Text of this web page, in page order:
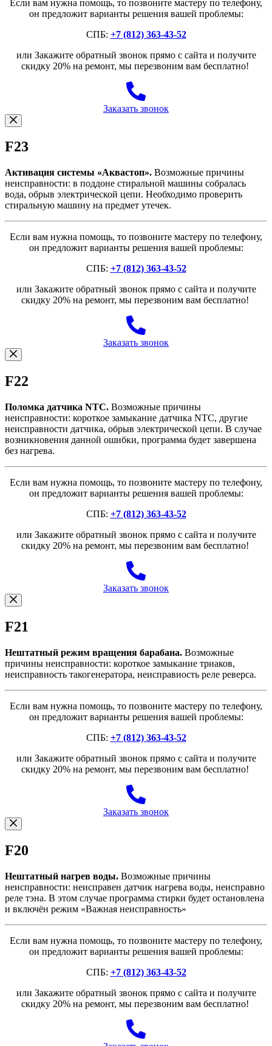
Если вам нужна помощь, то позвоните мастеру по телефону,
он предложит варианты решения вашей проблемы:
СПБ: +7 (812) 363-43-52
или Закажите обратный звонок прямо с сайта и получите
скидку 20% на ремонт, мы перезвоним вам бесплатно!
Заказать звонок
F23
Активация системы «Аквастоп». Возможные причины
неисправности: в поддоне стиральной машины собралась
вода, обрыв электрической цепи. Необходимо проверить
стиральную машину на предмет утечек.
Если вам нужна помощь, то позвоните мастеру по телефону,
он предложит варианты решения вашей проблемы:
СПБ: +7 (812) 363-43-52
или Закажите обратный звонок прямо с сайта и получите
скидку 20% на ремонт, мы перезвоним вам бесплатно!
Заказать звонок
F22
Поломка датчика NTC. Возможные причины
неисправности: короткое замыкание датчика NTC, другие
неисправности датчика, обрыв электрической цепи. В случае
возникновения данной ошибки, программа будет завершена
без нагрева.
Если вам нужна помощь, то позвоните мастеру по телефону,
он предложит варианты решения вашей проблемы:
СПБ: +7 (812) 363-43-52
или Закажите обратный звонок прямо с сайта и получите
скидку 20% на ремонт, мы перезвоним вам бесплатно!
Заказать звонок
F21
Нештатный режим вращения барабана. Возможные
причины неисправности: короткое замыкание триаков,
неисправность такогенератора, неисправность реле реверса.
Если вам нужна помощь, то позвоните мастеру по телефону,
он предложит варианты решения вашей проблемы:
СПБ: +7 (812) 363-43-52
или Закажите обратный звонок прямо с сайта и получите
скидку 20% на ремонт, мы перезвоним вам бесплатно!
Заказать звонок
F20
Нештатный нагрев воды. Возможные причины
неисправности: неисправен датчик нагрева воды, неисправно
реле тэна. В этом случае программа стирки будет остановлена
и включён режим «Важная неисправность»
Если вам нужна помощь, то позвоните мастеру по телефону,
он предложит варианты решения вашей проблемы:
СПБ: +7 (812) 363-43-52
или Закажите обратный звонок прямо с сайта и получите
скидку 20% на ремонт, мы перезвоним вам бесплатно!